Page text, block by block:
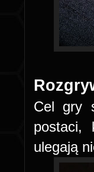
Cel gry
postaci,
ulegają